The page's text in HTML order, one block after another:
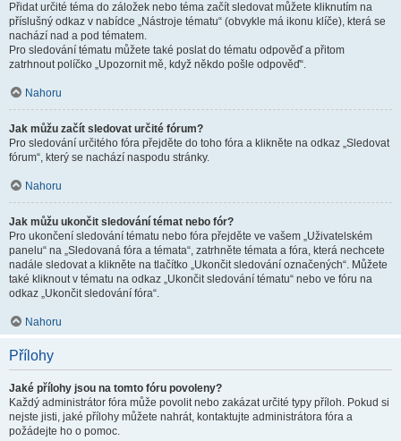
Přidat určité téma do záložek nebo téma začít sledovat můžete kliknutím na
příslušný odkaz v nabídce „Nástroje tématu“ (obvykle má ikonu klíče), která se
nachází nad a pod tématem.
Pro sledování tématu můžete také poslat do tématu odpověď a přitom
zatrhnout políčko „Upozornit mě, když někdo pošle odpověď“.
Nahoru
Jak můžu začít sledovat určité fórum?
Pro sledování určitého fóra přejděte do toho fóra a klikněte na odkaz „Sledovat
fórum“, který se nachází naspodu stránky.
Nahoru
Jak můžu ukončit sledování témat nebo fór?
Pro ukončení sledování tématu nebo fóra přejděte ve vašem „Uživatelském
panelu“ na „Sledovaná fóra a témata“, zatrhněte témata a fóra, která nechcete
nadále sledovat a klikněte na tlačítko „Ukončit sledování označených“. Můžete
také kliknout v tématu na odkaz „Ukončit sledování tématu“ nebo ve fóru na
odkaz „Ukončit sledování fóra“.
Nahoru
Přílohy
Jaké přílohy jsou na tomto fóru povoleny?
Každý administrátor fóra může povolit nebo zakázat určité typy příloh. Pokud si
nejste jisti, jaké přílohy můžete nahrát, kontaktujte administrátora fóra a
požádejte ho o pomoc.